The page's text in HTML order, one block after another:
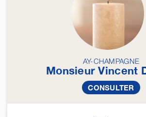
AY-CHAMPAGNE
Monsieur Vincent
CONSULTER